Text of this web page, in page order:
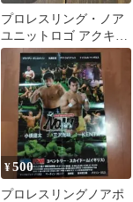
プロレスリング・ノア
ユニットロゴ アクキー
ALL REBELLION
¥500
プロレスリングノアポ